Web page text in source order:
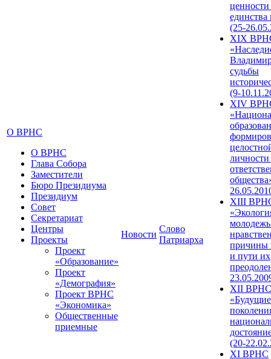
О ВРНС
О ВРНС
Глава Собора
Заместители
Бюро Президиума
Президиум
Совет
Секретариат
Центры
Проекты
Проект
«Образование»
Проект
«Демография»
Проект ВРНС
«Экономика»
Общественные
приемные
Новости
Слово
Патриарха
единства
(25-
XIX
судьбы
(9-
XIV
XIII
причины
и пути их
XII ВРНС
«Будущие
(20-
XI ВРНС